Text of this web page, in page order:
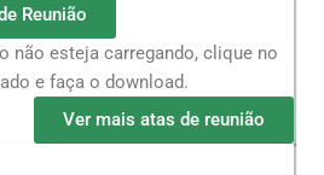
Reunião
não esteja carregando, clique no
e faça o download.
Ver mais atas de reunião